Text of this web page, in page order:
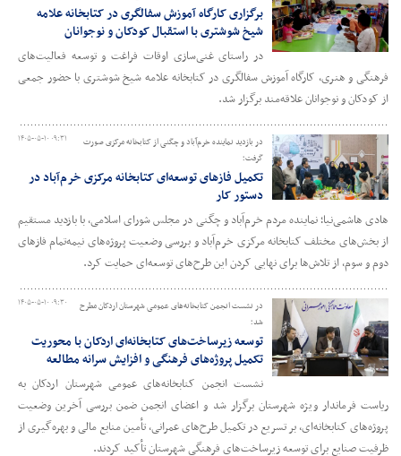
برگزاری کارگاه آموزش سفالگری در کتابخانه علامه
شیخ شوشتری با استقبال کودکان و نوجوانان
در راستای غنی‌سازی اوقات فراغت و توسعه فعالیت‌های
فرهنگی و هنری، کارگاه آموزش سفالگری در کتابخانه علامه شیخ شوشتری با حضور جمعی
از کودکان و نوجوانان علاقه‌مند برگزار شد.
۱۴۰۵-۰۵-۱۰ ۰۹:۳۱
در بازدید نماینده خرم‌آباد و چگنی از کتابخانه مرکزی صورت
گرفت؛
تکمیل فازهای توسعه‌ای کتابخانه مرکزی خرم‌آباد در
دستور کار
هادی هاشمی‌نیا؛ نماینده مردم خرم‌آباد و چگنی در مجلس شورای اسلامی، با بازدید مستقیم
از بخش‌های مختلف کتابخانه مرکزی خرم‌آباد و بررسی وضعیت پروژه‌های نیمه‌تمام فازهای
دوم و سوم، از تلاش‌ها برای نهایی کردن این طرح‌های توسعه‌ای حمایت کرد.
۱۴۰۵-۰۵-۱۰ ۰۹:۳۰
در نشست انجمن کتابخانه‌های عمومی شهرستان اردکان مطرح
شد؛
توسعه زیرساخت‌های کتابخانه‌ای اردکان با محوریت
تکمیل پروژه‌های فرهنگی و افزایش سرانه مطالعه
نشست انجمن کتابخانه‌های عمومی شهرستان اردکان به
ریاست فرماندار ویژه شهرستان برگزار شد و اعضای انجمن ضمن بررسی آخرین وضعیت
پروژه‌های کتابخانه‌ای، بر تسریع در تکمیل طرح‌های عمرانی، تأمین منابع مالی و بهره‌گیری از
ظرفیت صنایع برای توسعه زیرساخت‌های فرهنگی شهرستان تأکید کردند.